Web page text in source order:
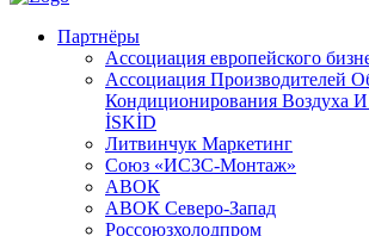
Партнёры
Ассоциация европейского
Aссоциация Производителей
Кондиционирования Воздуха
İSKİD
Литвинчук Маркетинг
Союз «ИСЗС-Монтаж»
АВОК
АВОК Северо-Запад
Россоюзхолодпром